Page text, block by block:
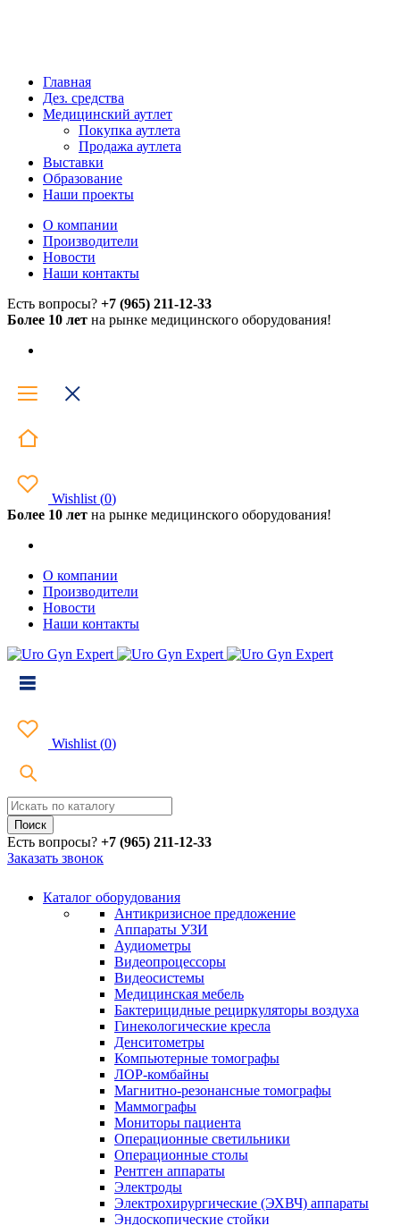
Главная
Дез. средства
Медицинский аутлет
Покупка аутлета
Продажа аутлета
Выставки
Образование
Наши проекты
О компании
Производители
Новости
Наши контакты
Есть вопросы? +7 (965) 211-12-33
Более 10 лет на рынке медицинского оборудования!
Wishlist (0)
Более 10 лет на рынке медицинского оборудования!
О компании
Производители
Новости
Наши контакты
Wishlist (0)
Есть вопросы? +7 (965) 211-12-33
Заказать звонок
Каталог оборудования
Антикризисное предложение
Аппараты УЗИ
Аудиометры
Видеопроцессоры
Видеосистемы
Медицинская мебель
Бактерицидные рециркуляторы воздуха
Гинекологические кресла
Денситометры
Компьютерные томографы
ЛОР-комбайны
Магнитно-резонансные томографы
Маммографы
Мониторы пациента
Операционные светильники
Операционные столы
Рентген аппараты
Электроды
Электрохирургические (ЭХВЧ) аппараты
Эндоскопические стойки